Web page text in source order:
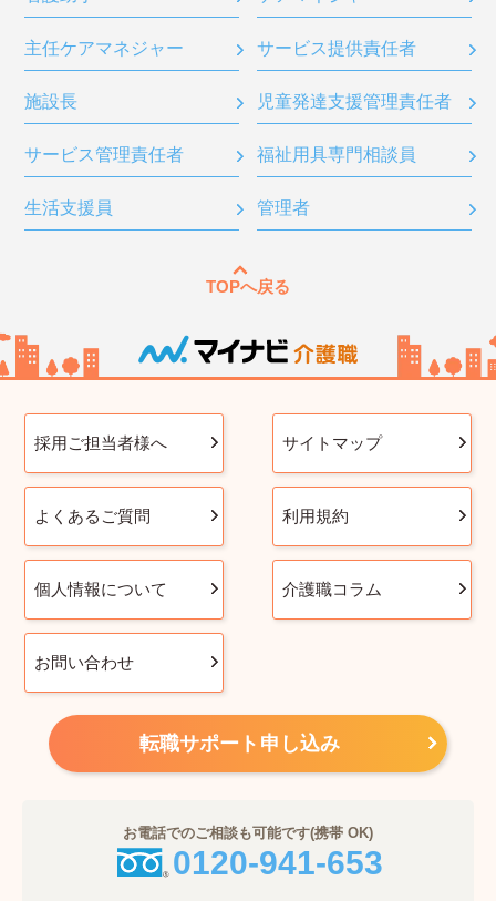
主任ケアマネジャー サービス提供責任者
施設長 児童発達支援管理責任者
サービス管理責任者 福祉用具専門相談員
生活支援員 管理者
TOPへ戻る
採用ご担当者様へ サイトマップ
よくあるご質問 利用規約
個人情報について 介護職コラム
お問い合わせ
転職サポート申し込み
お電話でのご相談も可能です(携帯 OK)
0120-941-653